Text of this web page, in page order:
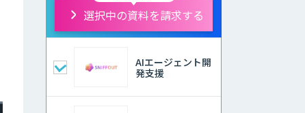
選択中の資料を請求する
AIエージェント開
発支援